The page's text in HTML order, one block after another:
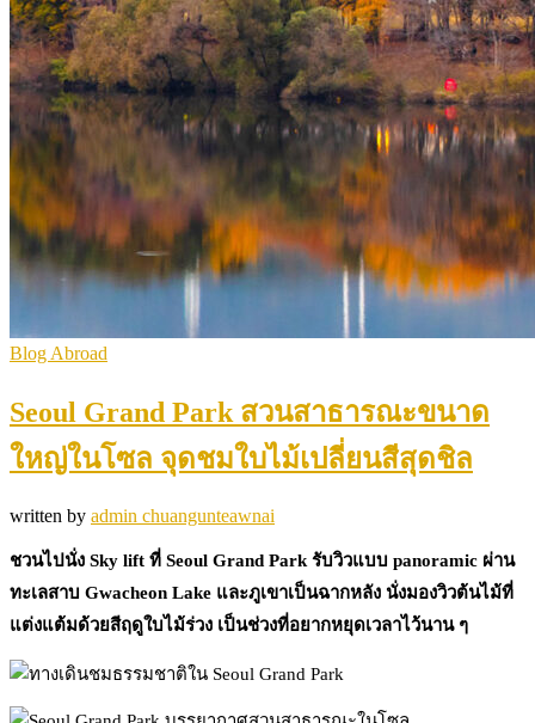
Blog Abroad
Seoul Grand Park สวนสาธารณะขนาด
ใหญ่ในโซล จุดชมใบไม้เปลี่ยนสีสุดชิล
written by admin chuangunteawnai
ชวนไปนั่ง Sky lift ที่ Seoul Grand Park รับวิวแบบ panoramic ผ่าน
ทะเลสาบ Gwacheon Lake และภูเขาเป็นฉากหลัง นั่งมองวิวต้นไม้ที่
แต่งแต้มด้วยสีฤดูใบไม้ร่วง เป็นช่วงที่อยากหยุดเวลาไว้นาน ๆ